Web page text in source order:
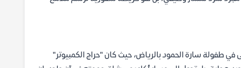
طفولة سارة الحمود بالرياض، حيث كان "حراج الكمبيوتر"